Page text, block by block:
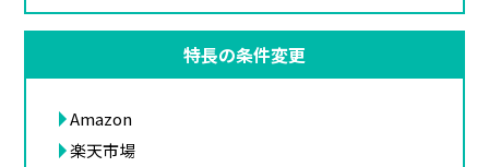
特長の条件変更
Amazon
楽天市場